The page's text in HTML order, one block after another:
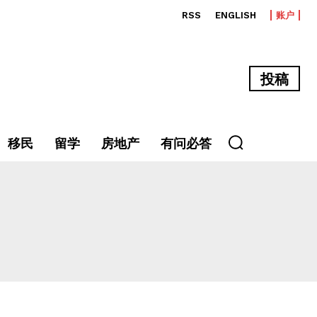
RSS ENGLISH 账户
投稿
移民 留学 房地产 有问必答